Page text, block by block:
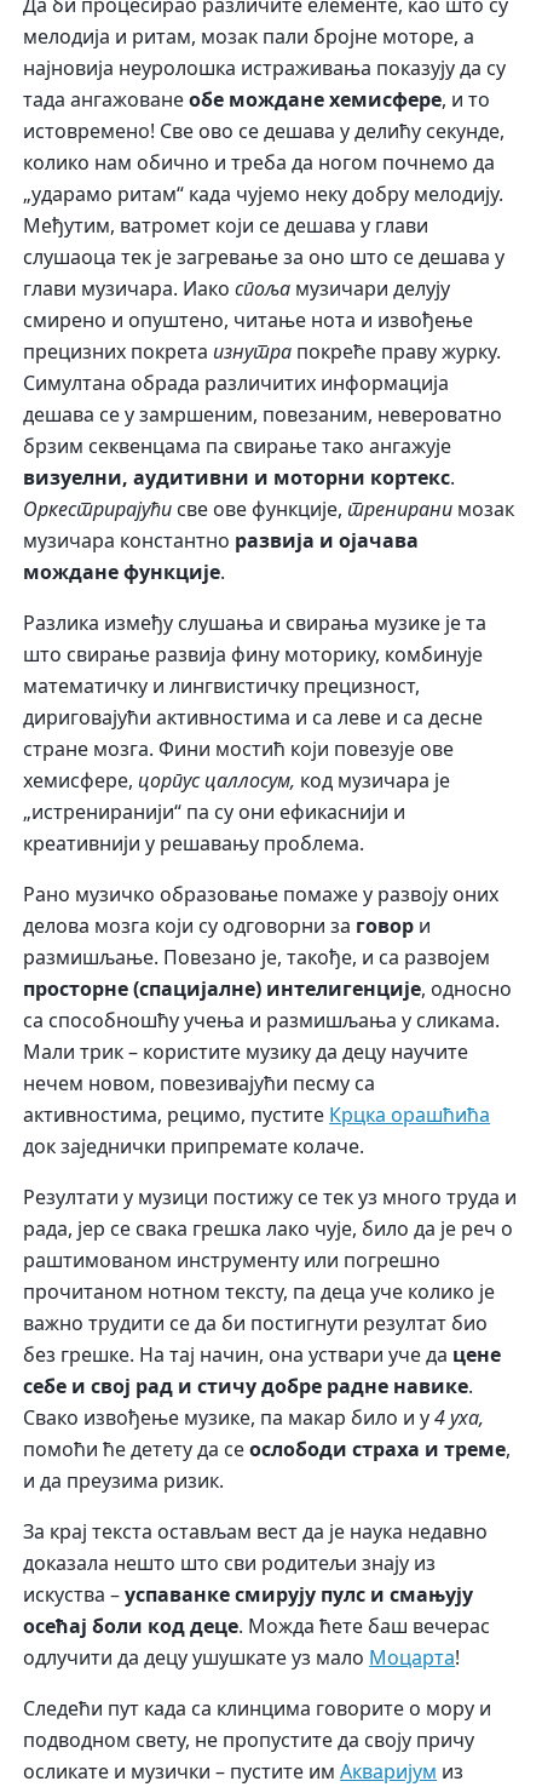
Да би процесирао различите елементе, као што су
мелодија и ритам, мозак пали бројне моторе, а
најновија неуролошка истраживања показују да су
тада ангажованеобе мождане хемисфере, и то
истовремено! Све ово се дешава у делићу секунде,
колико нам обично и треба да ногом почнемо да
„ударамо ритам“ када чујемо неку добру мелодију.
Међутим, ватромет који се дешава у глави
слушаоца тек је загревање за оно што се дешава у
глави музичара. Иакоспоља музичари делују
смирено и опуштено, читање нота и извођење
прецизних покрета изнутра покреће праву журку.
Симултана обрада различитих информација
дешава се у замршеним, повезаним, невероватно
брзим секвенцама па свирање тако ангажује
визуелни, аудитивни и моторни кортекс.
Оркестрирајући све ове функције, тренирани мозак
музичара константно развија и ојачава
мождане функције.
Разлика између слушања и свирања музике је та
што свирање развија фину моторику, комбинује
математичку и лингвистичку прецизност,
дириговајући активностима и са леве и са десне
стране мозга. Фини мостић који повезује ове
хемисфере, цорпус цаллосум, код музичара је
„истрениранији“ па су они ефикаснији и
креативнији у решавању проблема.
Рано музичко образовање помаже у развоју оних
делова мозга који су одговорни за говор и
размишљање. Повезано је, такође, и са развојем
просторне (спацијалне) интелигенције, односно
са способношћу учења и размишљања у сликама.
Мали трик – користите музику да децу научите
нечем новом, повезивајући песму са
активностима, рецимо, пустите Крцка орашћића
док заједнички припремате колаче.
Резултати у музици постижу се тек уз много труда и
рада, јер се свака грешка лако чује, било да је реч о
раштимованом инструменту или погрешно
прочитаном нотном тексту, па деца уче колико је
важно трудити се да би постигнути резултат био
без грешке. На тај начин, она уствари уче да цене
себе и свој рад и стичу добре радне навике.
Свако извођење музике, па макар било и у4 уха,
помоћи ће детету да сеослободи страха и треме,
и да преузима ризик.
За крај текста остављам вест да је наука недавно
доказала нешто што сви родитељи знају из
искуства –успаванке смирују пулс и смањују
осећај боли код деце. Можда ћете баш вечерас
одлучити да децу ушушкате уз мало Моцарта!
Следећи пут када са клинцима говорите о мору и
подводном свету, не пропустите да своју причу
осликате и музички – пустите имАкваријум из